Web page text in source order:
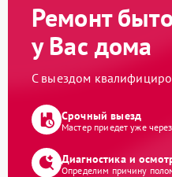
Ремонт
у Вас дома
С выездом
Срочный выезд
Мастер приедет уже
Диагностика и
Определим причину